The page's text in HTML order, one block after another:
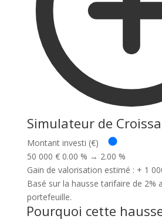
Simulateur de
Montant investi (€)
50 000 € 0.00 % → 2.00 %
Gain de valorisation estimé : + 1
Basé sur la hausse tarifaire de 2%
portefeuille.
Pourquoi cette